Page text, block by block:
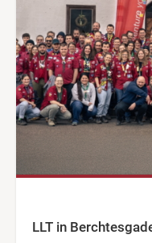
LLT in